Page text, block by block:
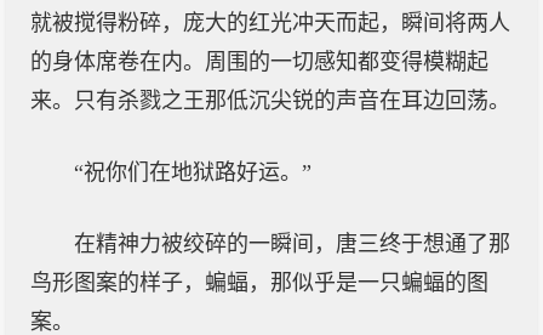
就被搅得粉碎，庞大的红光冲天而起，瞬间将两人
的身体席卷在内。周围的一切感知都变得模糊起
来。只有杀戮之王那低沉尖锐的声音在耳边回荡。
“祝你们在地狱路好运。”
在精神力被绞碎的一瞬间，唐三终于想通了那
鸟形图案的样子，蝙蝠，那似乎是一只蝙蝠的图
案。